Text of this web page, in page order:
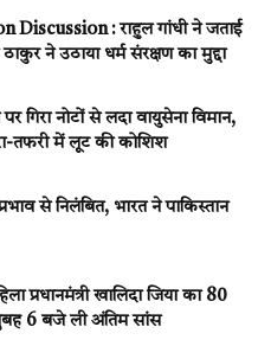
Discussion : राहुल गांधी ने जताई
ने उठाया धर्म संरक्षण का मुद्दा
गिरा नोटों से लदा वायुसेना विमान,
तफरी में लूट की कोशिश
से निलंबित, भारत ने पाकिस्तान
प्रधानमंत्री खालिदा जिया का 80
6 बजे ली अंतिम सांस